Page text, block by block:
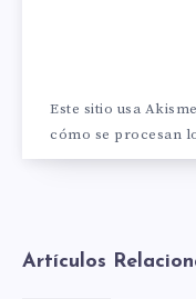
Este sitio usa
cómo se procesan
Artículos